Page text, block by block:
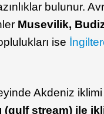
bulunur.
Musevilik,
ise
Akdeniz
(gulf stream) ile